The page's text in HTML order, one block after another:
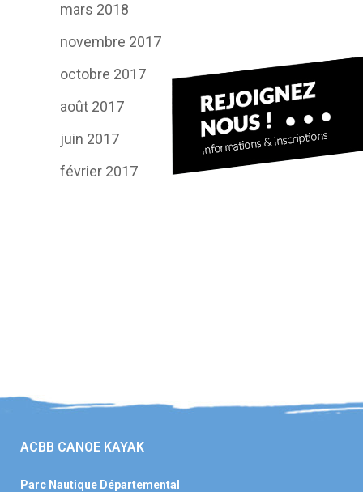
mars 2018
novembre 2017
octobre 2017
août 2017
juin 2017
février 2017
ACBB CANOE KAYAK
Parc Nautique Départemental